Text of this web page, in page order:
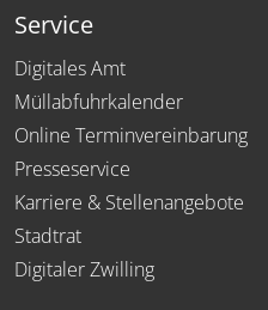
Service
Digitales Amt
Müllabfuhrkalender
Online Terminvereinbarung
Presseservice
Karriere & Stellenangebote
Stadtrat
Digitaler Zwilling